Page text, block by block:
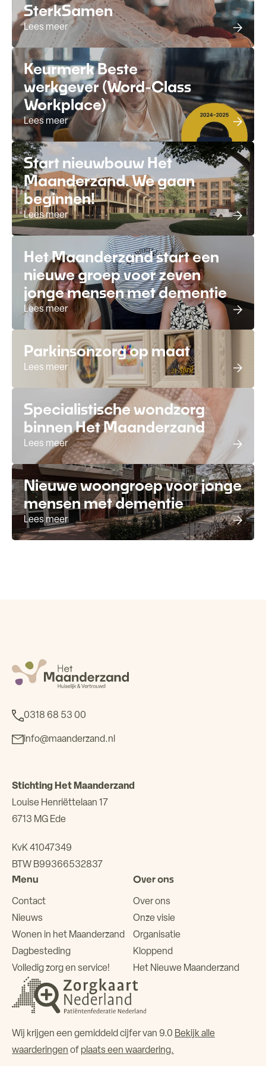
SterkSamen
Lees meer
Keurmerk Beste
werkgever (Word-Class
Workplace)
Lees meer
Start nieuwbouw Het
Maanderzand. We gaan
beginnen!
Lees meer
Het Maanderzand start een
nieuwe groep voor zeven
jonge mensen met dementie
Lees meer
Parkinsonzorg op maat
Lees meer
Specialistische wondzorg
binnen Het Maanderzand
Lees meer
Nieuwe woongroep voor jonge
mensen met dementie
Lees meer
0318 68 53 00
info@maanderzand.nl
Stichting Het Maanderzand
Louise Henriëttelaan 17
6713 MG Ede
KvK 41047349
BTW B99366532837
Menu
Contact
Nieuws
Wonen in het Maanderzand
Dagbesteding
Volledig zorg en service!
Over ons
Over ons
Onze visie
Organisatie
Kloppend
Het Nieuwe Maanderzand
Wij krijgen een gemiddeld cijfer van 9.0 Bekijk alle
waarderingen of plaats een waardering.